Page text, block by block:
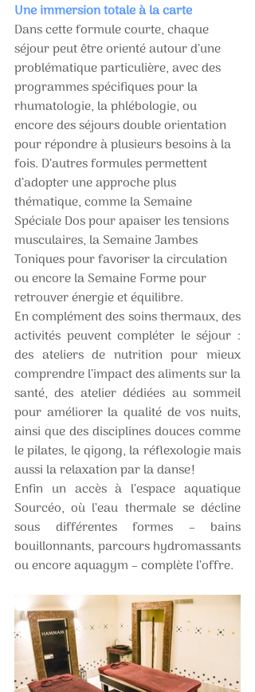
Une immersion totale à la carte
Dans cette formule courte, chaque
séjour peut être orienté autour d’une
problématique particulière, avec des
programmes spécifiques pour la
rhumatologie, la phlébologie, ou
encore des séjours double orientation
pour répondre à plusieurs besoins à la
fois. D’autres formules permettent
d’adopter une approche plus
thématique, comme la Semaine
Spéciale Dos pour apaiser les tensions
musculaires, la Semaine Jambes
Toniques pour favoriser la circulation
ou encore la Semaine Forme pour
retrouver énergie et équilibre.
En complément des soins thermaux, des
activités peuvent compléter le séjour :
des ateliers de nutrition pour mieux
comprendre l’impact des aliments sur la
santé, des atelier dédiées au sommeil
pour améliorer la qualité de vos nuits,
ainsi que des disciplines douces comme
le pilates, le qigong, la réflexologie mais
aussi la relaxation par la danse !
Enfin un accès à l’espace aquatique
Sourcéo, où l’eau thermale se décline
sous différentes formes – bains
bouillonnants, parcours hydromassants
ou encore aquagym – complète l’offre.